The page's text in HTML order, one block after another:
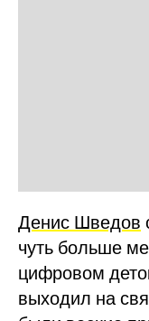
Денис Шведов
чуть больше
цифровом
выходил на